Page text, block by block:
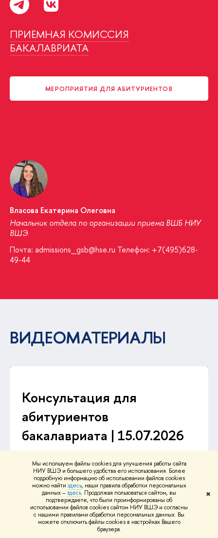
Мы используем файлы cookies для улучшения работы сайта
НИУ ВШЭ и большего удобства его использования. Более
подробную информацию об использовании файлов cookies
можно найти здесь, наши правила обработки персональных
данных –здесь. Продолжая пользоваться сайтом, вы
подтверждаете, что были проинформированы об
использовании файлов cookies сайтом НИУ ВШЭ и согласны
с нашими правилами обработки персональных данных. Вы
можете отключить файлы cookies в настройках Вашего
браузера.
✖
ПРИЕМНАЯ КОМИССИЯ
БАКАЛАВРИАТА
МЕРОПРИЯТИЯ ДЛЯ АБИТУРИЕНТОВ
Власова Екатерина Олеговна
Начальник отдела по организации приема ВШБ НИУ
ВШЭ
Почта: admissions_gsb@hse.ru Телефон: +7(495)628-
49-44
ВИДЕОМАТЕРИАЛЫ
Консультация для
абитуриентов
бакалавриата | 15.07.2026